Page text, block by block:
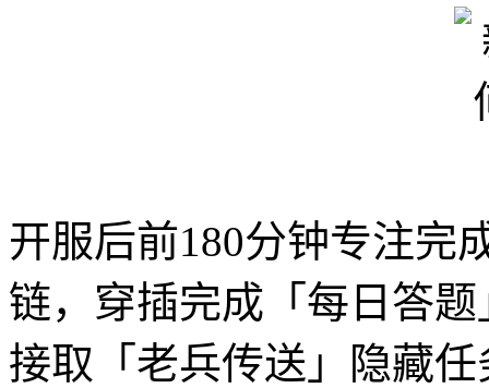
开服后前180分钟专注
链，穿插完成「每日答
接取「老兵传送」隐藏